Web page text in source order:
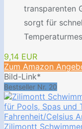
transparenten
sorgt für
9,14 EUR
Zum Amazon
Bild-Link*
Bestseller Nr. 20
Zilimontt